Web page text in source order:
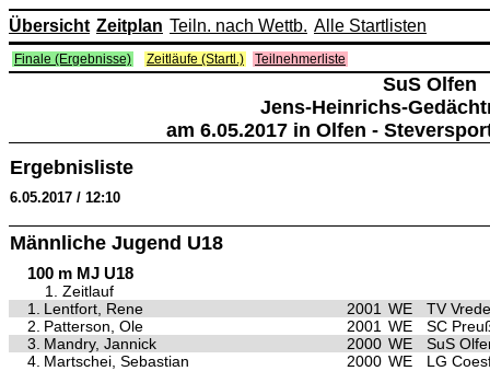
Übersicht Zeitplan Teiln. nach Wettb. Alle Startlisten
Finale (Ergebnisse) Zeitläufe (Startl.) Teilnehmerliste
SuS Olfen
Jens-Heinrichs-
am 6.05.2017 in Olfen -
Ergebnisliste
6.05.2017 / 12:10
Männliche Jugend U18
100 m MJ U18
1. Zeitlauf
1.
Lentfort, Rene 2001 WE
TV
2. Patterson, Ole 2001 WE
SC
3. Mandry, Jannick 2000 WE
SuS
4. Martschei, Sebastian 2000 WE LG